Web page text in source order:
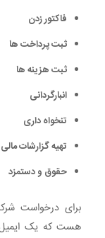
فاکتور زدن
ثبت پرداخت ها
ثبت هزینه ها
انبارگردانی
تنخواه داری
تهیه گزارشات مالی
حقوق و دستمزد
برای درخواست
هست که یک